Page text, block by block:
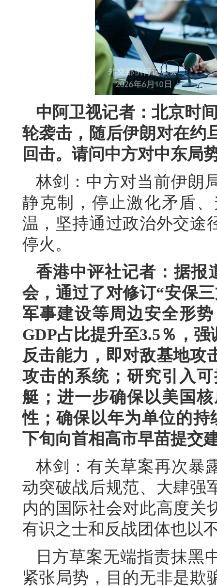
中阿卫视记者：北京时
轮袭击，随后伊朗对在约
回击。请问中方对中东局
林剑：中方对当前伊朗
静克制，停止激化矛盾
温，坚持通过政治外交途
停火。
香港中评社记者：据报
会，通过了对修订“安保
军事建设等周边安全形
GDP占比提升至3.5％，
反击能力，即对敌基地攻
攻击的系统；研究引入
艇；进一步确保以美国
性；确保以年为单位的
下旬向首相高市早苗提交
林剑：有关草案再次暴
动突破战后规范、大肆强
内的国际社会对此高度关
有识之士和反战团体也以
日方草案无端指责抹黑
紧张局势，目的无非是欺